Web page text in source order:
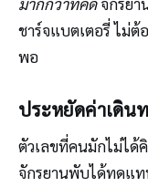
ชาร์จแบตเตอรี่ ไม่
พอ
ประหยัดค่าเดิน
ตัวเลขที่คนมักไม่ได้
จักรยานพับได้ทดแท